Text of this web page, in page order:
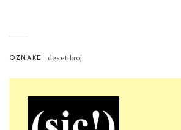
OZNAKE desetibroj